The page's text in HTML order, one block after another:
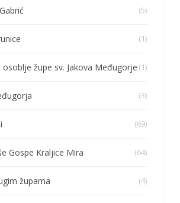
(5)
(1)
župe sv. Jakova Međugorje (1)
(3)
(69)
Gospe Kraljice Mira (64)
župama (4)